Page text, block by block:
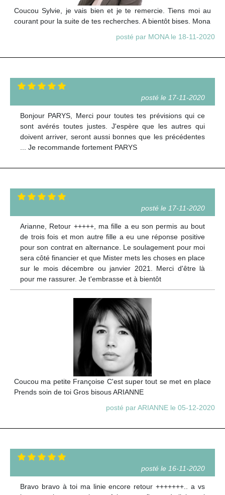
Coucou Sylvie, je vais bien et je te remercie. Tiens moi au
courant pour la suite de tes recherches. A bientôt bises. Mona
posté par MONA le 18-11-2020
posté le 17-11-2020
Bonjour PARYS, Merci pour toutes tes prévisions qui ce
sont avérés toutes justes. J'espère que les autres qui
doivent arriver, seront aussi bonnes que les précédentes
... Je recommande fortement PARYS
posté le 17-11-2020
Arianne, Retour +++++, ma fille a eu son permis au bout
de trois fois et mon autre fille a eu une réponse positive
pour son contrat en alternance. Le soulagement pour moi
sera côté financier et que Mister mets les choses en place
sur le mois décembre ou janvier 2021. Merci d'être là
pour me rassurer. Je t'embrasse et à bientôt
Coucou ma petite Françoise C'est super tout se met en place
Prends soin de toi Gros bisous ARIANNE
posté par ARIANNE le 05-12-2020
posté le 16-11-2020
Bravo bravo à toi ma linie encore retour +++++++.. a vs